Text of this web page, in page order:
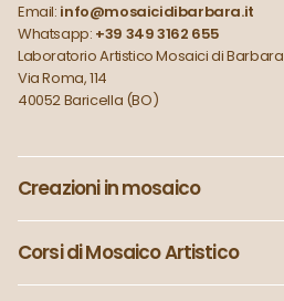
Email: info@mosaicidibarbara.it
Whatsapp: +39 349 3162 655
Laboratorio Artistico Mosaici di Barbara
Via Roma, 114
40052 Baricella (BO)
Creazioni in mosaico
Corsi di Mosaico Artistico